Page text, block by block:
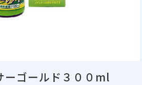
ーゴールド３００ml